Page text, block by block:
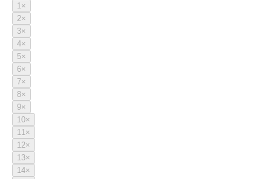
1×
2×
3×
4×
5×
6×
7×
8×
9×
10×
11×
12×
13×
14×